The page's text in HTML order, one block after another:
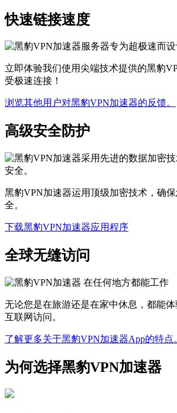
快速链接速度
立即体验我们使用尖端技术提供的黑豹
受极速连接！
浏览其他用户对黑豹VPN加速器的反馈。
高级安全防护
黑豹VPN加速器运用顶级加密技术，确
全。
下载黑豹VPN加速器应用程序
全球无缝访问
无论您是在旅游还是在家中休息，都能
互联网访问。
了解更多关于黑豹VPN加速器App的特点
为何选择黑豹VPN加速器